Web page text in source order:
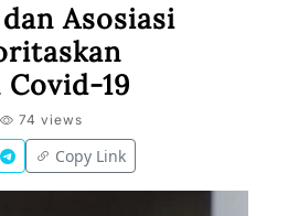
Asosiasi
Covid-19
74 views
Copy Link